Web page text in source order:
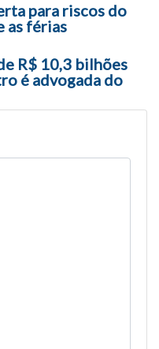
posts
para riscos do
as férias
R$ 10,3 bilhões
é advogada do